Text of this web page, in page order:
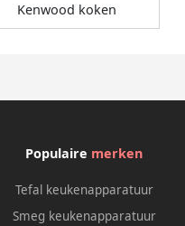
Kenwood koken
Populaire merken
Tefal keukenapparatuur
Smeg keukenapparatuur